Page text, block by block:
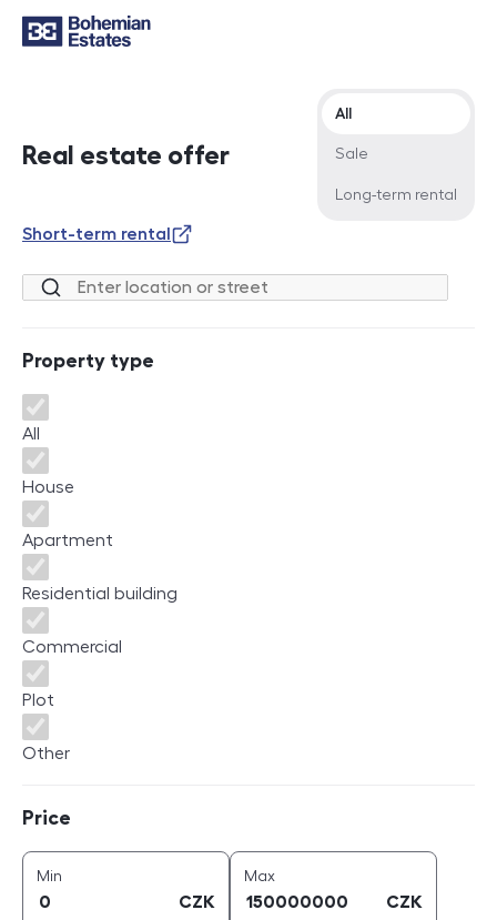
Real estate offer
Offer type
All
Sale
Long-term rental
Short-term rental
Location or street
Property type
Property type
All
House
Apartment
Residential building
Commercial
Plot
Other
Price
Min
CZK
Maxprice (
CZK